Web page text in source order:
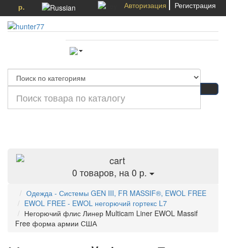
р. Авторизация Регистрация
0 товаров, на 0 р.
Одежда - Системы GEN III, FR MASSIF®, EWOL FREE
EWOL FREE - EWOL негорючий гортекс L7
Негорючий флис Линер Multicam Liner EWOL Massif
Free форма армии США